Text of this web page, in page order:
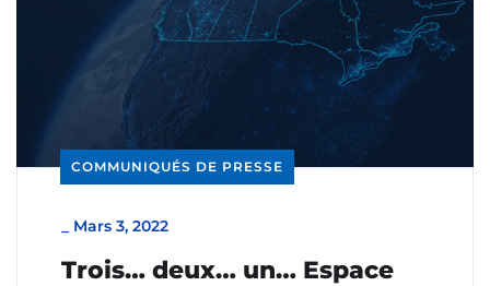
COMMUNIQUÉS DE PRESSE
Mars 3, 2022
Trois… deux… un… Espace